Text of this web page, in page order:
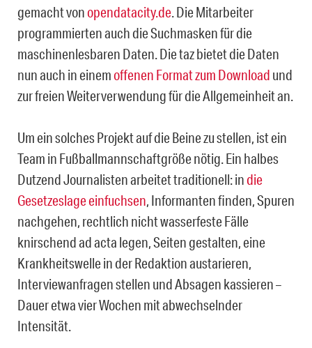
gemacht vonopendatacity.de. Die Mitarbeiter
programmierten auch die Suchmasken für die
maschinenlesbaren Daten. Die taz bietet die Daten
nun auch in einemoffenen Format zum Download und
zur freien Weiterverwendung für die Allgemeinheit an.
Um ein solches Projekt auf die Beine zu stellen, ist ein
Team in Fußballmannschaftgröße nötig. Ein halbes
Dutzend Journalisten arbeitet traditionell: indie
Gesetzeslage einfuchsen, Informanten finden, Spuren
nachgehen, rechtlich nicht wasserfeste Fälle
knirschend ad acta legen, Seiten gestalten, eine
Krankheitswelle in der Redaktion austarieren,
Interviewanfragen stellen und Absagen kassieren –
Dauer etwa vier Wochen mit abwechselnder
Intensität.